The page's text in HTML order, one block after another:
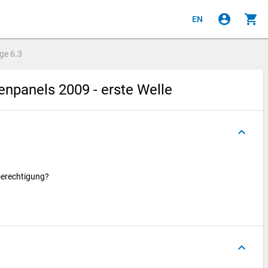
EN account_circle shopping_cart
6.3
2009 - erste Welle
keyboard_arrow_up
keyboard_arrow_up